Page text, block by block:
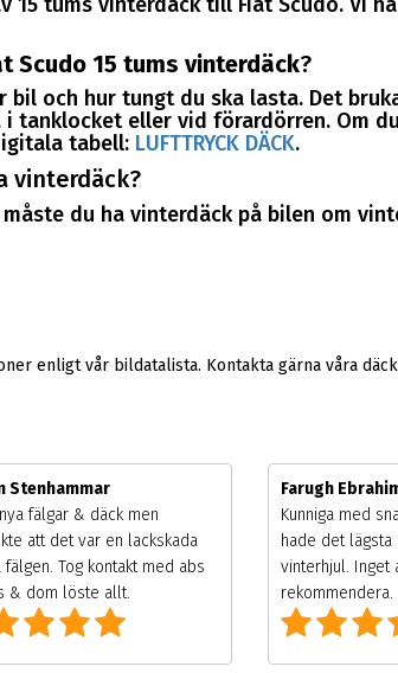
Scudo 15 tums vinterdäck?
och hur tungt du ska lasta. Det
tanklocket eller vid förardörren. Om
tabell: LUFTTRYCK DÄCK.
vinterdäck?
du ha vinterdäck på bilen om
enligt vår bildatalista. Kontakta gärna våra
Stenhammar
fälgar & däck men
att det var en lackskada
fälgen. Tog kontakt med abs
& dom löste allt.
Farugh
Kunniga med
hade det
vinterhjul. Inget
rekommendera.